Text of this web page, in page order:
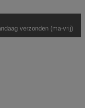
verzonden (ma-vrij)